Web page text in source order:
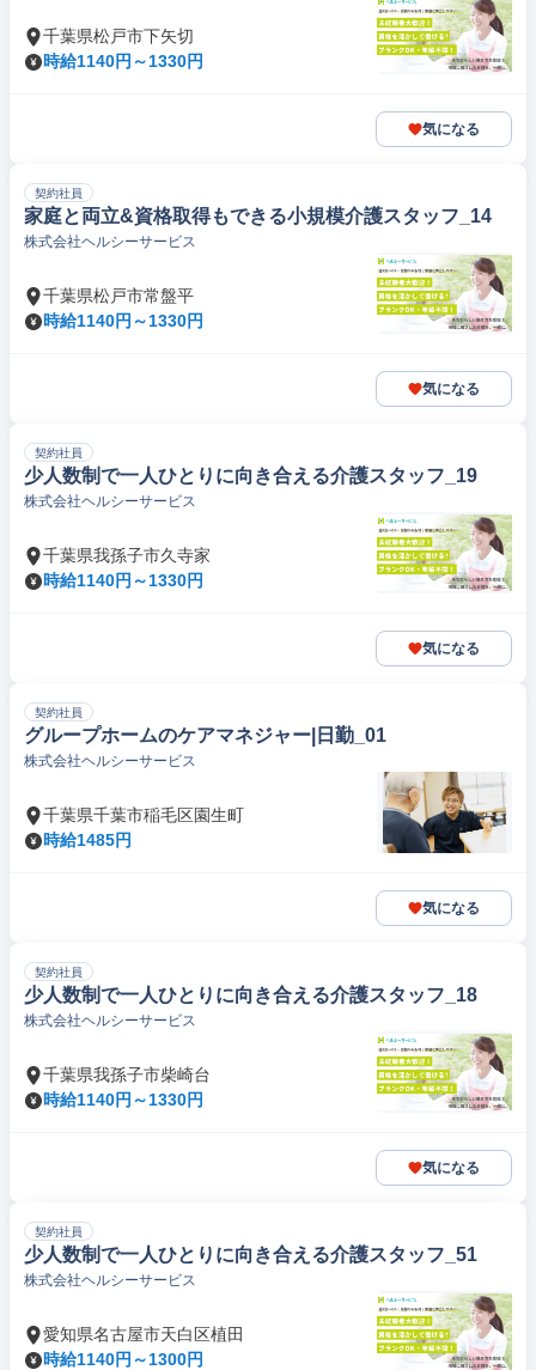
千葉県松戸市下矢切
時給1140円～1330円
気になる
契約社員
家庭と両立&資格取得もできる小規模介護スタッフ_14
株式会社ヘルシーサービス
千葉県松戸市常盤平
時給1140円～1330円
気になる
契約社員
少人数制で一人ひとりに向き合える介護スタッフ_19
株式会社ヘルシーサービス
千葉県我孫子市久寺家
時給1140円～1330円
気になる
契約社員
グループホームのケアマネジャー|日勤_01
株式会社ヘルシーサービス
千葉県千葉市稲毛区園生町
時給1485円
気になる
契約社員
少人数制で一人ひとりに向き合える介護スタッフ_18
株式会社ヘルシーサービス
千葉県我孫子市柴崎台
時給1140円～1330円
気になる
契約社員
少人数制で一人ひとりに向き合える介護スタッフ_51
株式会社ヘルシーサービス
愛知県名古屋市天白区植田
時給1140円～1300円